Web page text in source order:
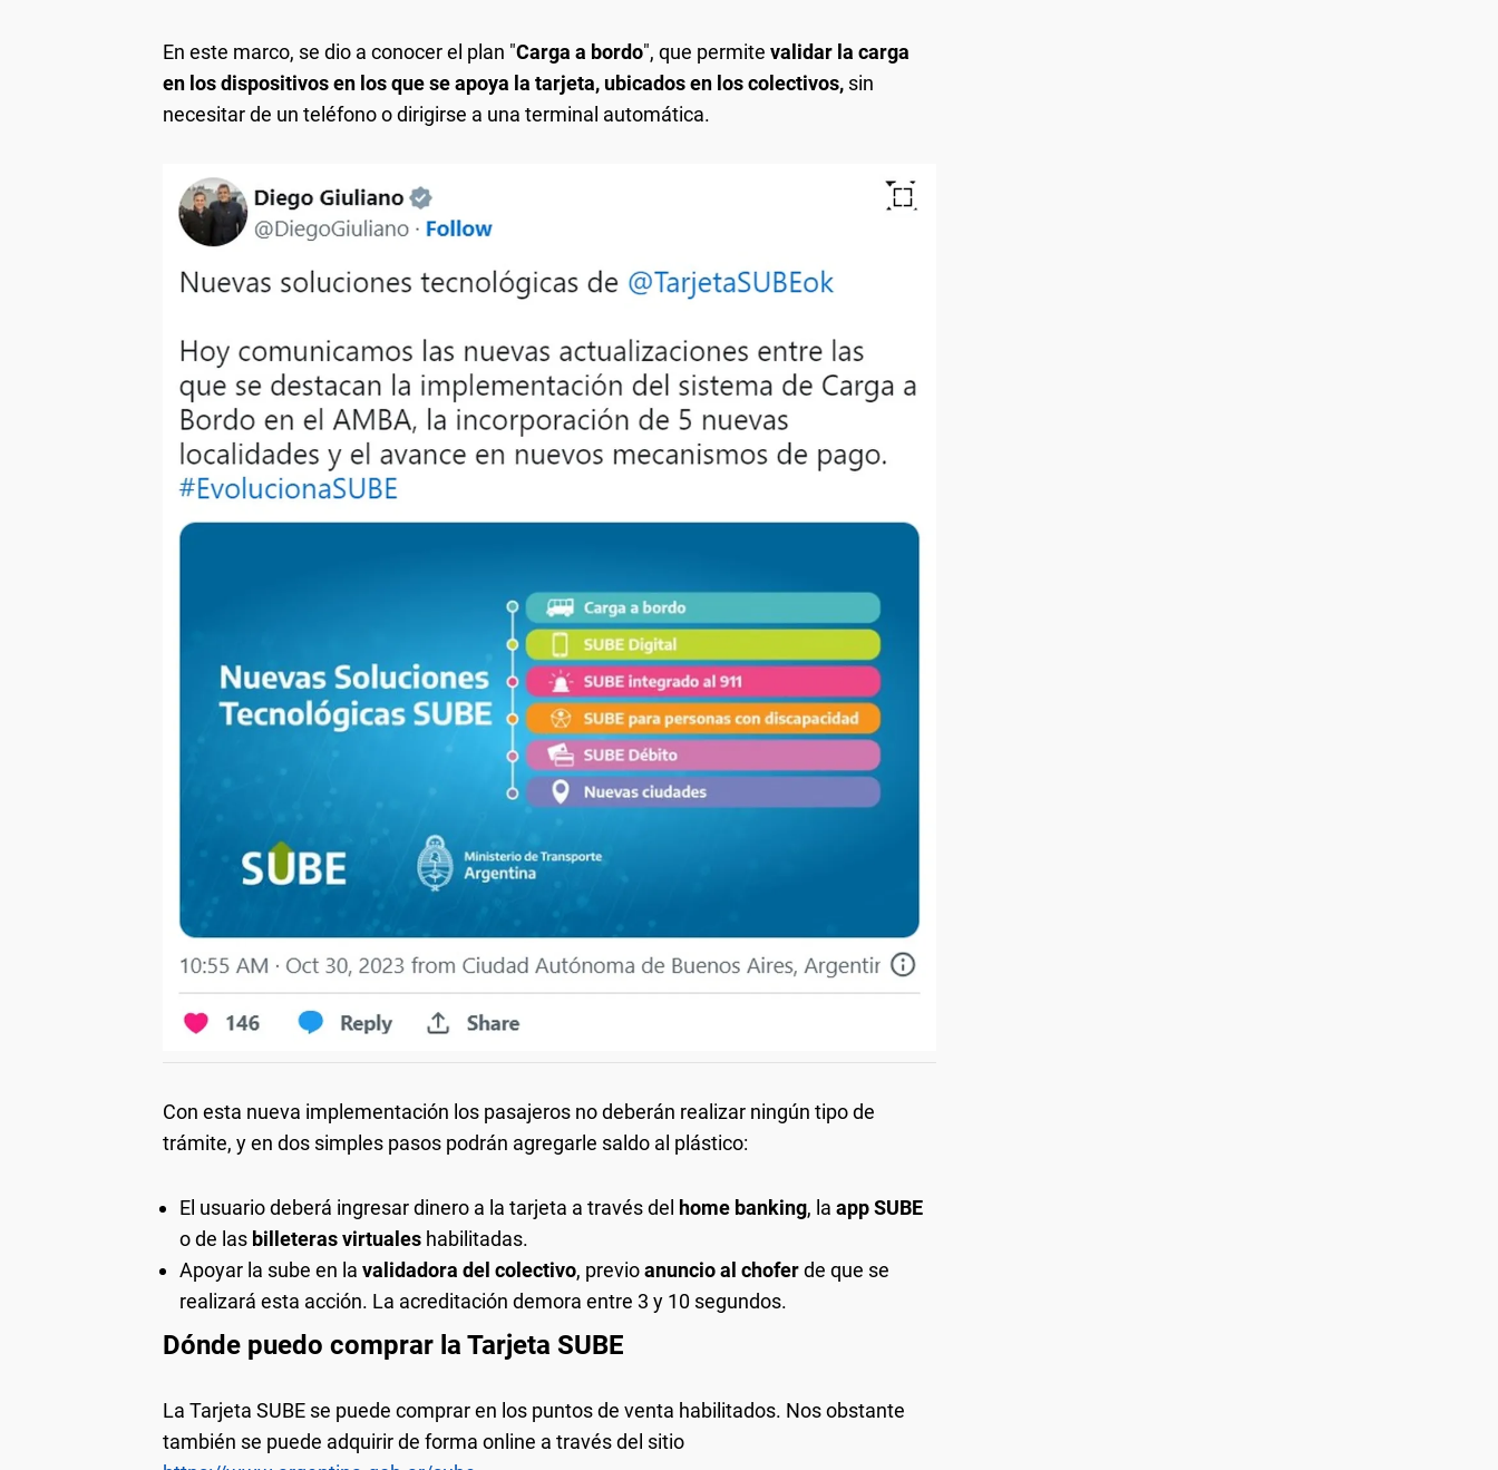
En este marco, se dio a conocer el plan "Carga a bordo", que permite validar la carga
en los dispositivos en los que se apoya la tarjeta, ubicados en los colectivos, sin
necesitar de un teléfono o dirigirse a una terminal automática.
Con esta nueva implementación los pasajeros no deberán realizar ningún tipo de
trámite, y en dos simples pasos podrán agregarle saldo al plástico:
El usuario deberá ingresar dinero a la tarjeta a través del home banking, la app SUBE
o de las billeteras virtuales habilitadas.
Apoyar la sube en la validadora del colectivo, previoanuncio al choferde que se
realizará esta acción. La acreditación demora entre 3 y 10 segundos.
Dónde puedo comprar la Tarjeta SUBE
La Tarjeta SUBE se puede comprar en los puntos de venta habilitados. Nos obstante
también se puede adquirir de forma online a través del sitio